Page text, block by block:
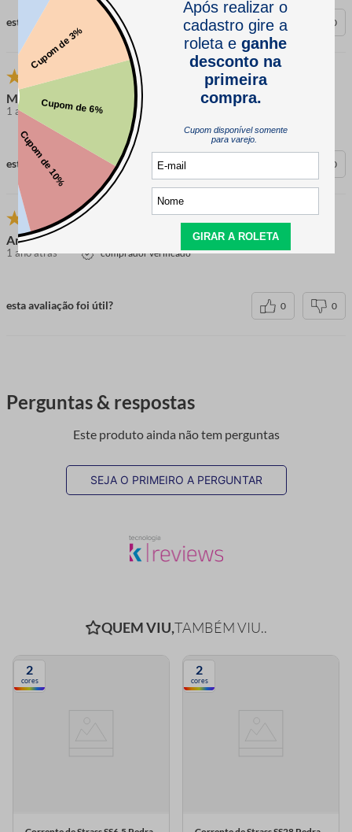
esta avaliação foi útil? 0 0
Marisa
1 ano atrás comprador verificado
esta avaliação foi útil? 0
Analucia
1 ano atrás comprador verificado
esta avaliação foi útil? 0 0
Perguntas & respostas
Este produto ainda não tem perguntas
SEJA O PRIMEIRO A PERGUNTAR
QUEM VIU,TAMBÉM VIU..
2
cores
2
cores